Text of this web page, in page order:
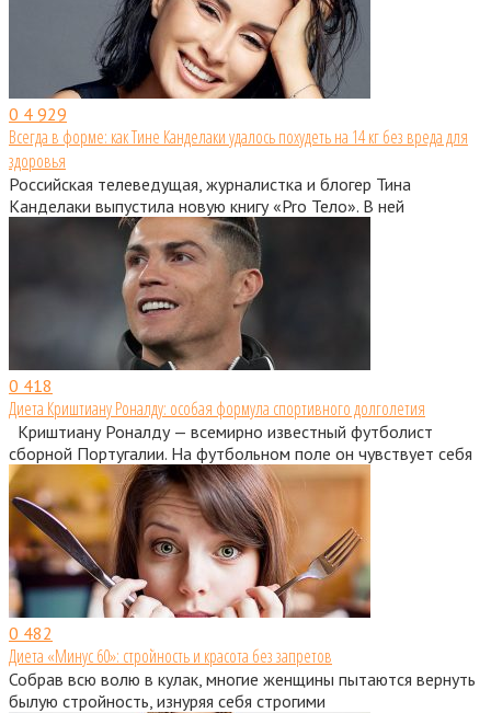
0 4 929
Всегда в форме: как Тине Канделаки удалось похудеть на 14 кг без вреда для
здоровья
Российская телеведущая, журналистка и блогер Тина
Канделаки выпустила новую книгу «Pro Тело». В ней
0 418
Диета Криштиану Роналду: особая формула спортивного долголетия
Криштиану Роналду — всемирно известный футболист
сборной Португалии. На футбольном поле он чувствует себя
0 482
Диета «Минус 60»: стройность и красота без запретов
Собрав всю волю в кулак, многие женщины пытаются вернуть
былую стройность, изнуряя себя строгими